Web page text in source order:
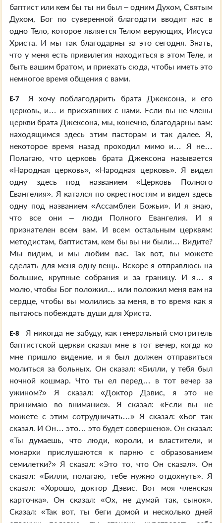
баптист или кем бы ты ни был – одним Духом, Святым
Духом, Бог по суверенной благодати вводит нас в
одно Тело, которое является Телом верующих, Иисуса
Христа. И мы так благодарны за это сегодня. Знать,
что у меня есть привилегия находиться в этом Теле, и
быть вашим братом, и приехать сюда, чтобы иметь это
немногое время общения с вами.
E-7
Я хочу поблагодарить брата Джексона, и его
церковь, и… и приехавших с нами. Если вы не члены
церкви брата Джексона, мы, конечно, благодарны вам:
находящимся здесь этим пасторам и так далее. Я,
некоторое время назад проходил мимо и… Я не…
Полагаю, что церковь брата Джексона называется
«Народная церковь», «Народная церковь». Я видел
одну здесь под названием «Церковь Полного
Евангелия». Я катался по окрестностям и видел здесь
одну под названием «Ассамблеи Божьи». И я знаю,
что все они – люди Полного Евангелия. И я
признателен всем вам. И всем остальным церквям:
методистам, баптистам, кем бы вы ни были… Видите?
Мы видим, и мы любим вас. Так вот, вы можете
сделать для меня одну вещь. Вскоре я отправлюсь на
большие, крупные собрания и за границу. И я… я
молю, чтобы Бог положил… или положил меня вам на
сердце, чтобы вы молились за меня, в то время как я
пытаюсь побеждать души для Христа.
E-8
Я никогда не забуду, как генеральный смотритель
баптистской церкви сказал мне в тот вечер, когда ко
мне пришло видение, и я был должен отправиться
молиться за больных. Он сказал: «Билли, у тебя был
ночной кошмар. Что ты ел перед… в тот вечер за
ужином?» Я сказал: «Доктор Дэвис, я это не
принимаю во внимание». Я сказал: «Если вы не
можете с этим сотрудничать…» Я сказал: «Бог так
сказал. И Он… это… это будет совершено». Он сказал:
«Ты думаешь, что люди, короли, и властители, и
монархи прислушаются к парню с образованием
семилетки?» Я сказал: «Это то, что Он сказал». Он
сказал: «Билли, полагаю, тебе нужно отдохнуть». Я
сказал: «Хорошо, доктор Дэвис. Вот моя членская
карточка». Он сказал: «Ох, не думай так, сынок».
Сказал: «Так вот, ты беги домой и несколько дней